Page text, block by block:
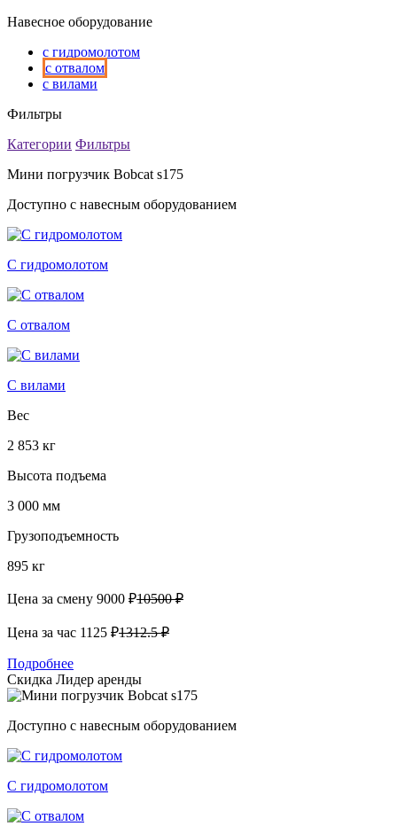
Навесное оборудование
с гидромолотом
с отвалом
с вилами
Фильтры
Категории Фильтры
Мини погрузчик Bobcat s175
Доступно с навесным оборудованием
С гидромолотом
С отвалом
С вилами
Вес
2 853 кг
Высота подъема
3 000 мм
Грузоподъемность
895 кг
Цена за смену 9000 ₽10500 ₽
Цена за час 1125 ₽1312.5 ₽
Подробнее
Скидка Лидер аренды
Доступно с навесным оборудованием
С гидромолотом